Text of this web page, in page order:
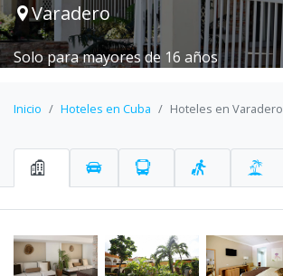
Varadero
Solo para mayores de 16 años
Inicio Hoteles en Cuba Hoteles en Varadero